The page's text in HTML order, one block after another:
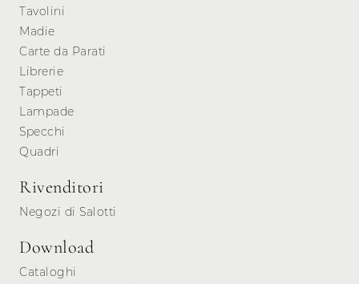
Tavolini
Madie
Carte da Parati
Librerie
Tappeti
Lampade
Specchi
Quadri
Rivenditori
Negozi di Salotti
Download
Cataloghi